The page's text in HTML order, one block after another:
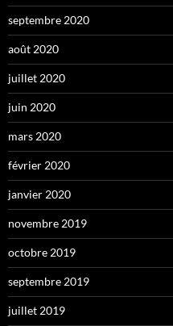
septembre 2020
août 2020
juillet 2020
juin 2020
mars 2020
février 2020
janvier 2020
novembre 2019
octobre 2019
septembre 2019
juillet 2019